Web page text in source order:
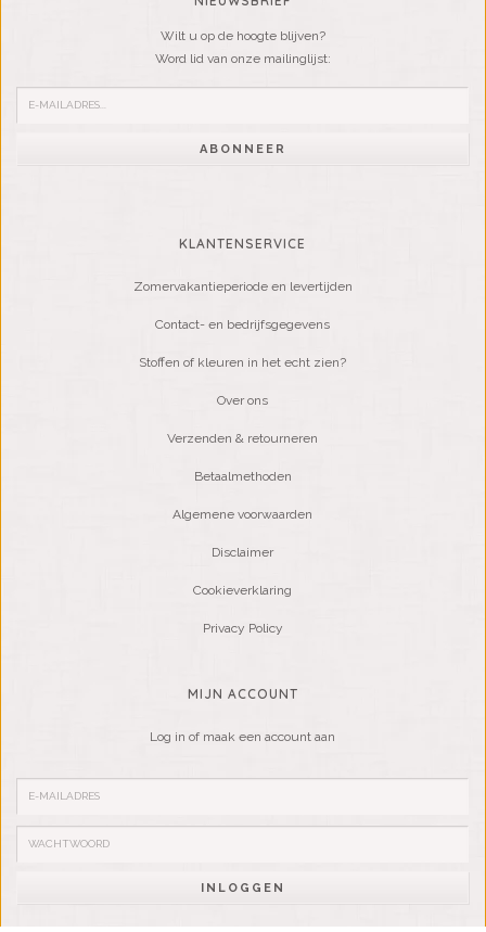
Wilt u op de hoogte blijven?
Word lid van onze mailinglijst:
ABONNEER
KLANTENSERVICE
Zomervakantieperiode en levertijden
Contact- en bedrijfsgegevens
Stoffen of kleuren in het echt zien?
Over ons
Verzenden & retourneren
Betaalmethoden
Algemene voorwaarden
Disclaimer
Cookieverklaring
Privacy Policy
MIJN ACCOUNT
Log in of maak een account aan
INLOGGEN